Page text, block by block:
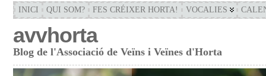
INICI QUI SOM? FES CRÉIXER HORTA! VOCALIES
avvhorta
Blog de l'Associació de Veïns i Veïnes d'Horta